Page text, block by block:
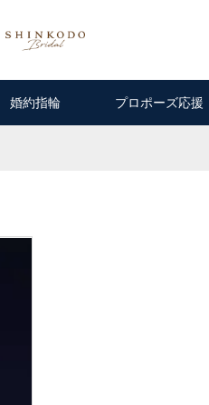
婚約指輪 プロポーズ応援